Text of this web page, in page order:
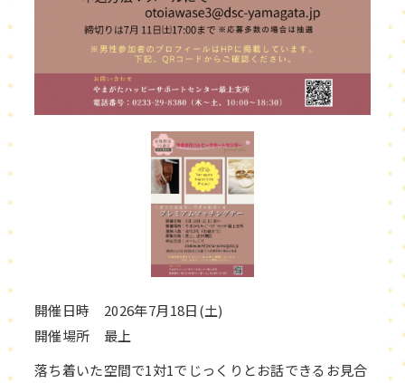
開催日時 2026年7月18日(土)
開催場所 最上
落ち着いた空間で1対1でじっくりとお話できるお見合